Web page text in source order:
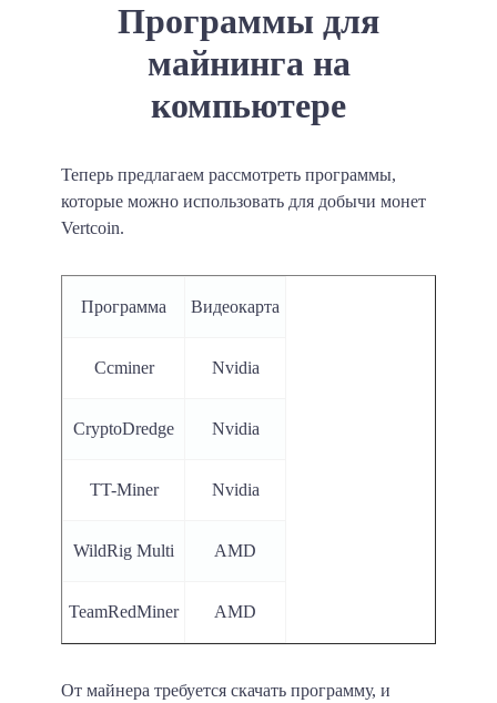
Программы для
майнинга на
компьютере
Теперь предлагаем рассмотреть программы,
которые можно использовать для добычи монет
Vertcoin.
Программа Видеокарта
Ccminer Nvidia
CryptoDredge Nvidia
TT-Miner Nvidia
WildRig Multi AMD
TeamRedMiner AMD
От майнера требуется скачать программу, и